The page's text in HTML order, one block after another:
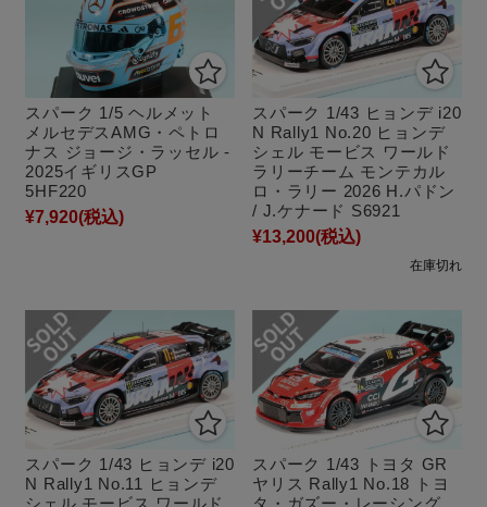
スパーク 1/5 ヘルメット
メルセデスAMG・ペトロ
ナス ジョージ・ラッセル -
2025イギリスGP
5HF220
¥7,920(税込)
スパーク 1/43 ヒョンデ i20
N Rally1 No.20 ヒョンデ
シェル モービス ワールド
ラリーチーム モンテカル
ロ・ラリー 2026 H.パドン
/ J.ケナード S6921
¥13,200(税込)
在庫切れ
スパーク 1/43 ヒョンデ i20
N Rally1 No.11 ヒョンデ
スパーク 1/43 トヨタ GR
ヤリス Rally1 No.18 トヨ